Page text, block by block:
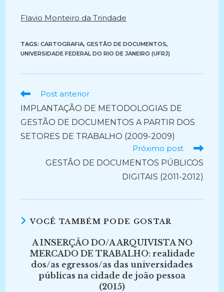
Flavio Monteiro da Trindade
TAGS:CARTOGRAFIA, GESTÃO DE DOCUMENTOS,
UNIVERSIDADE FEDERAL DO RIO DE JANEIRO (UFRJ)
Ler
artigos
Post anterior
IMPLANTAÇÃO DE METODOLOGIAS DE
GESTÃO DE DOCUMENTOS A PARTIR DOS
SETORES DE TRABALHO (2009-2009)
Próximo post
GESTÃO DE DOCUMENTOS PÚBLICOS
DIGITAIS (2011-2012)
VOCÊ TAMBÉM PODE GOSTAR
A INSERÇÃO DO/A ARQUIVISTA NO
MERCADO DE TRABALHO: realidade
dos/as egressos/as das universidades
públicas na cidade de joão pessoa
(2015)